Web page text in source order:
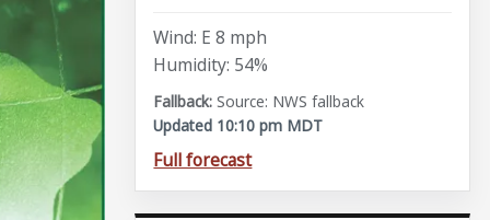
Wind: E 8 mph
Humidity: 54%
Source: NWS fallback
Updated 10:10 pm MDT
Full forecast